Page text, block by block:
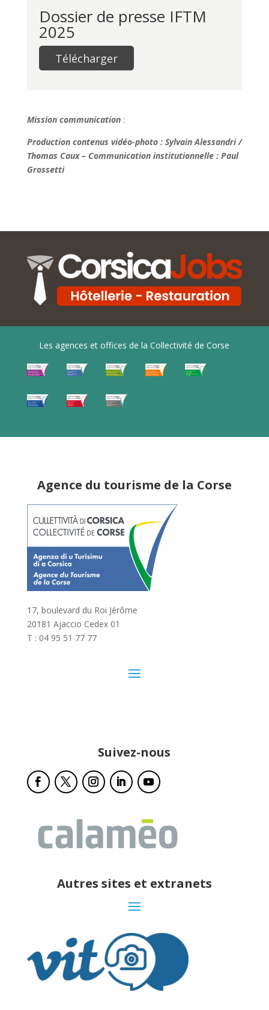
Dossier de presse IFTM
2025
Télécharger
Mission communication :
Production contenus vidéo-photo : Sylvain Alessandri /
Thomas Caux – Communication institutionnelle : Paul
Grossetti
Les agences et offices de la Collectivité de Corse
Agence du tourisme de la Corse
17, boulevard du Roi Jérôme
20181 Ajaccio Cedex 01
T : 04 95 51 77 77
Suivez-nous
Autres sites et extranets